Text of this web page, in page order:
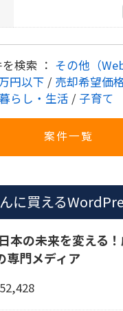
検索 ： その他（
円以下 / 売却希望価
暮らし・生活 / 子育て
案件一覧
に買える
本の未来を変える
専門メディア